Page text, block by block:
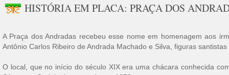
HISTÓRIA EM PLACA: PRAÇA DOS
A Praça dos Andradas recebeu esse nome em homenagem aos
Antônio Carlos Ribeiro de Andrada Machado e Silva, figuras
O local, que no início do século XIX era uma chácara conhecida